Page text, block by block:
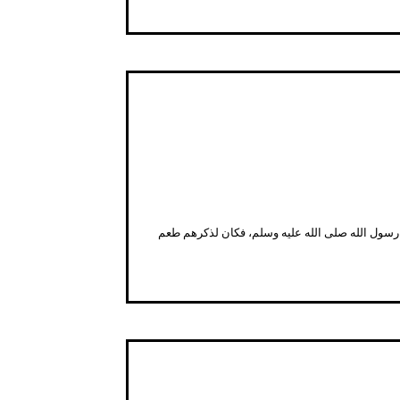
رسول الله صلى الله عليه وسلم، فكان لذكرهم طعم